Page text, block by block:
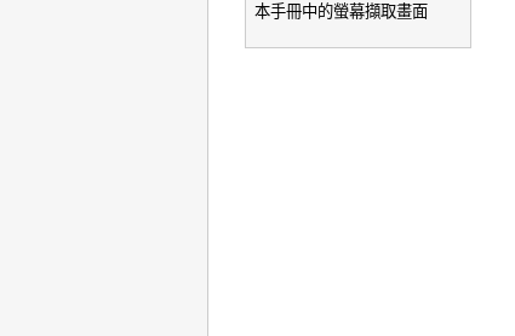
本手冊中的螢幕擷取畫面